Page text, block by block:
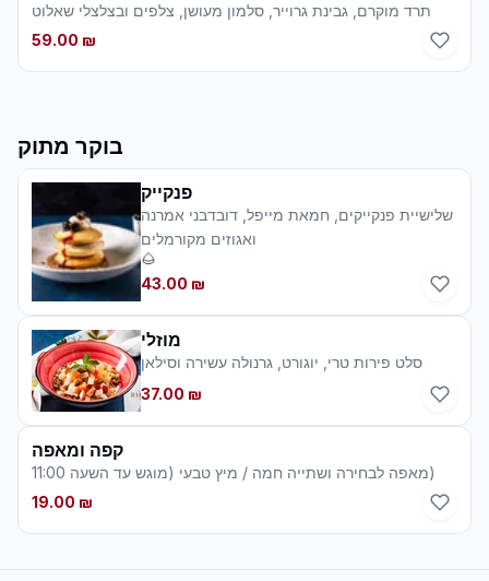
תרד מוקרם, גבינת גרוייר, סלמון מעושן, צלפים ובצלצלי שאלוט
59.00 ₪
בוקר מתוק
פנקייק
שלישיית פנקייקים, חמאת מייפל, דובדבני אמרנה
ואגוזים מקורמלים
🌰
43.00 ₪
מוזלי
סלט פירות טרי, יוגורט, גרנולה עשירה וסילאן
37.00 ₪
קפה ומאפה
מאפה לבחירה ושתייה חמה / מיץ טבעי (מוגש עד השעה 11:00)
19.00 ₪